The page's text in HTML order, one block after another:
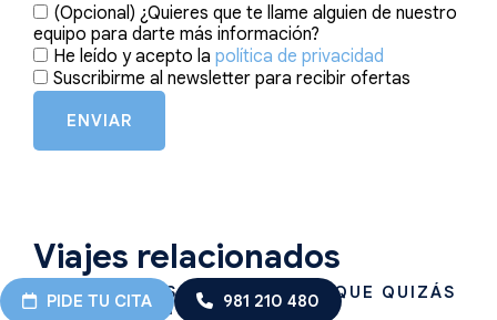
(Opcional) ¿Quieres que te llame alguien de nuestro
equipo para darte más información?
He leído y acepto la política de privacidad
Suscribirme al newsletter para recibir ofertas
ENVIAR
Viajes relacionados
OTROS VIAJES EN INDONESIA QUE QUIZÁS
TE INTERESEN
PIDE TU CITA 981 210 480